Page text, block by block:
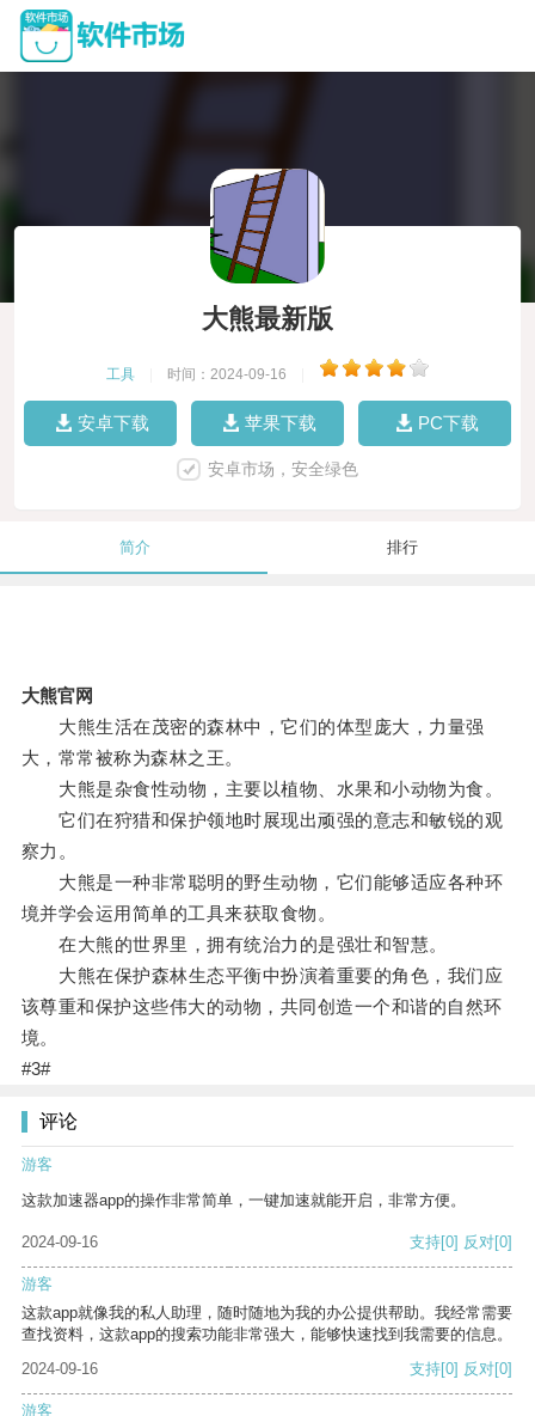
大熊最新版
工具 时间：2024-09-16
安卓下载 苹果下载 PC下载
安卓市场，安全绿色
简介 排行
大熊官网
大熊生活在茂密的森林中，它们的体型庞大，力量强
大，常常被称为森林之王。
大熊是杂食性动物，主要以植物、水果和小动物为食。
它们在狩猎和保护领地时展现出顽强的意志和敏锐的观
察力。
大熊是一种非常聪明的野生动物，它们能够适应各种环
境并学会运用简单的工具来获取食物。
在大熊的世界里，拥有统治力的是强壮和智慧。
大熊在保护森林生态平衡中扮演着重要的角色，我们应
该尊重和保护这些伟大的动物，共同创造一个和谐的自然环
境。
#3#
评论
游客
这款加速器app的操作非常简单，一键加速就能开启，非常方便。
2024-09-16 支持[0] 反对[0]
游客
这款app就像我的私人助理，随时随地为我的办公提供帮助。我经常需要
查找资料，这款app的搜索功能非常强大，能够快速找到我需要的信息。
2024-09-16
支持[0] 反对[0]
游客